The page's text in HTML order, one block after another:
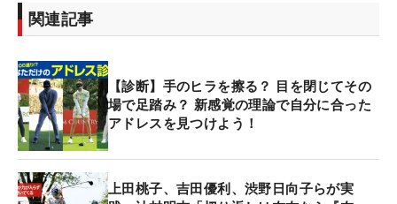
関連記事
【診断】手のヒラを擦る？ 目を閉じてその
場で足踏み？ 新感覚の理論で自分に合った
アドレスを見つけよう！
上田桃子、吉田優利、渋野日向子らが実